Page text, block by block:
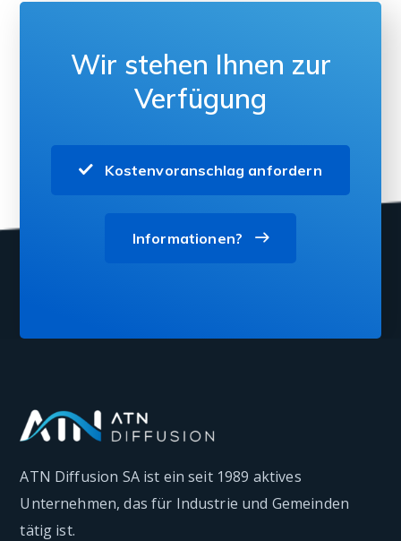
Wir stehen Ihnen zur
Verfügung
Kostenvoranschlag anfordern
Informationen?
ATN Diffusion SA ist ein seit 1989 aktives
Unternehmen, das für Industrie und Gemeinden
tätig ist.